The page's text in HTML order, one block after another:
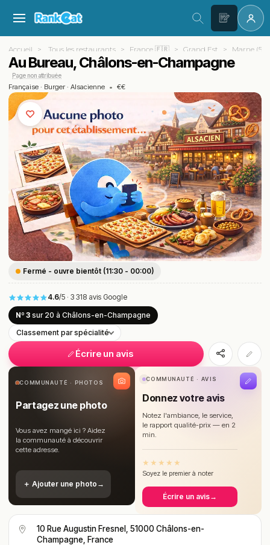
Accueil Tous les restaurants France 🇫🇷 Grand Est Marne (51)
Au Bureau, Châlons-en-Champagne
Page non attribuée
Française · Burger· Alsacienne • €€
Fermé - ouvre bientôt (11:30 - 00:00)
4.6/5 · 3 318 avis Google
Nº 3 sur 20 à Châlons-en-Champagne
Classement par spécialité
Écrire un avis
COMMUNAUTÉ · PHOTOS
Partagez une photo
Vous avez mangé ici ? Aidez
la communauté à découvrir
cette adresse.
＋ Ajouter une photo →
COMMUNAUTÉ · AVIS
Donnez votre avis
Notez l'ambiance, le service,
le rapport qualité-prix — en 2
min.
★ ★ ★ ★ ★
Soyez le premier à noter
Écrire un avis→
10 Rue Augustin Fresnel, 51000 Châlons-en-
Champagne, France